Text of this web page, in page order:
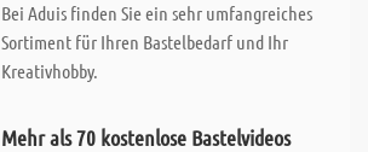
Bei Aduis finden Sie ein sehr umfangreiches
Sortiment für Ihren Bastelbedarf und Ihr
Kreativhobby.
Mehr als 70 kostenlose Bastelvideos